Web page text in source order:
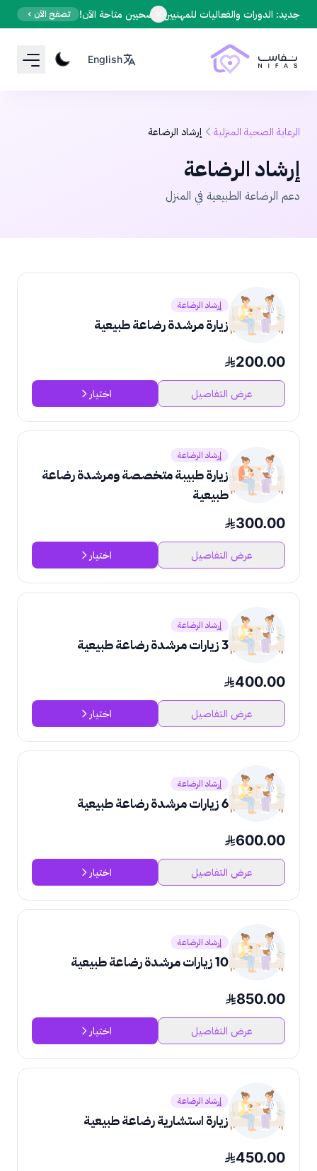
جديد: الدورات والفعاليات للمهنيين الصحيين متاحة الآن! تصفح الآن
English
الرعاية الصحية المنزلية إرشاد الرضاعة
إرشاد الرضاعة
دعم الرضاعة الطبيعية في المنزل
إرشاد الرضاعة
زيارة مرشدة رضاعة طبيعية
200.00
عرض التفاصيل اختيار
إرشاد الرضاعة
زيارة طبيبة متخصصة ومرشدة رضاعة
طبيعية
300.00
عرض التفاصيل اختيار
إرشاد الرضاعة
3 زيارات مرشدة رضاعة طبيعية
400.00
عرض التفاصيل اختيار
إرشاد الرضاعة
6 زيارات مرشدة رضاعة طبيعية
600.00
عرض التفاصيل اختيار
إرشاد الرضاعة
10 زيارات مرشدة رضاعة طبيعية
850.00
عرض التفاصيل اختيار
إرشاد الرضاعة
زيارة استشارية رضاعة طبيعية
450.00